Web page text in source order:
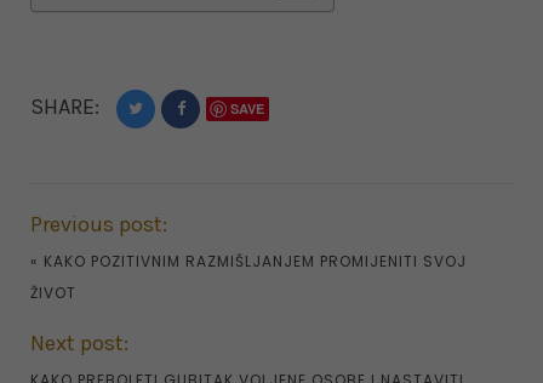
SHARE: SAVE
Previous post:
« KAKO POZITIVNIM RAZMIŠLJANJEM PROMIJENITI SVOJ
ŽIVOT
Next post: